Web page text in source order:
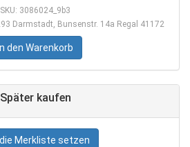
SKU: 3086024_9b3
Darmstadt, Bunsenstr. 14a Regal 41172
In den Warenkorb
Später kaufen
Merkliste setzen